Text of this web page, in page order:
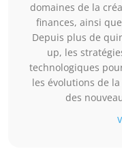
domaines de la
finances, ainsi
Depuis plus de
up, les
technologiques
les évolutions de
des